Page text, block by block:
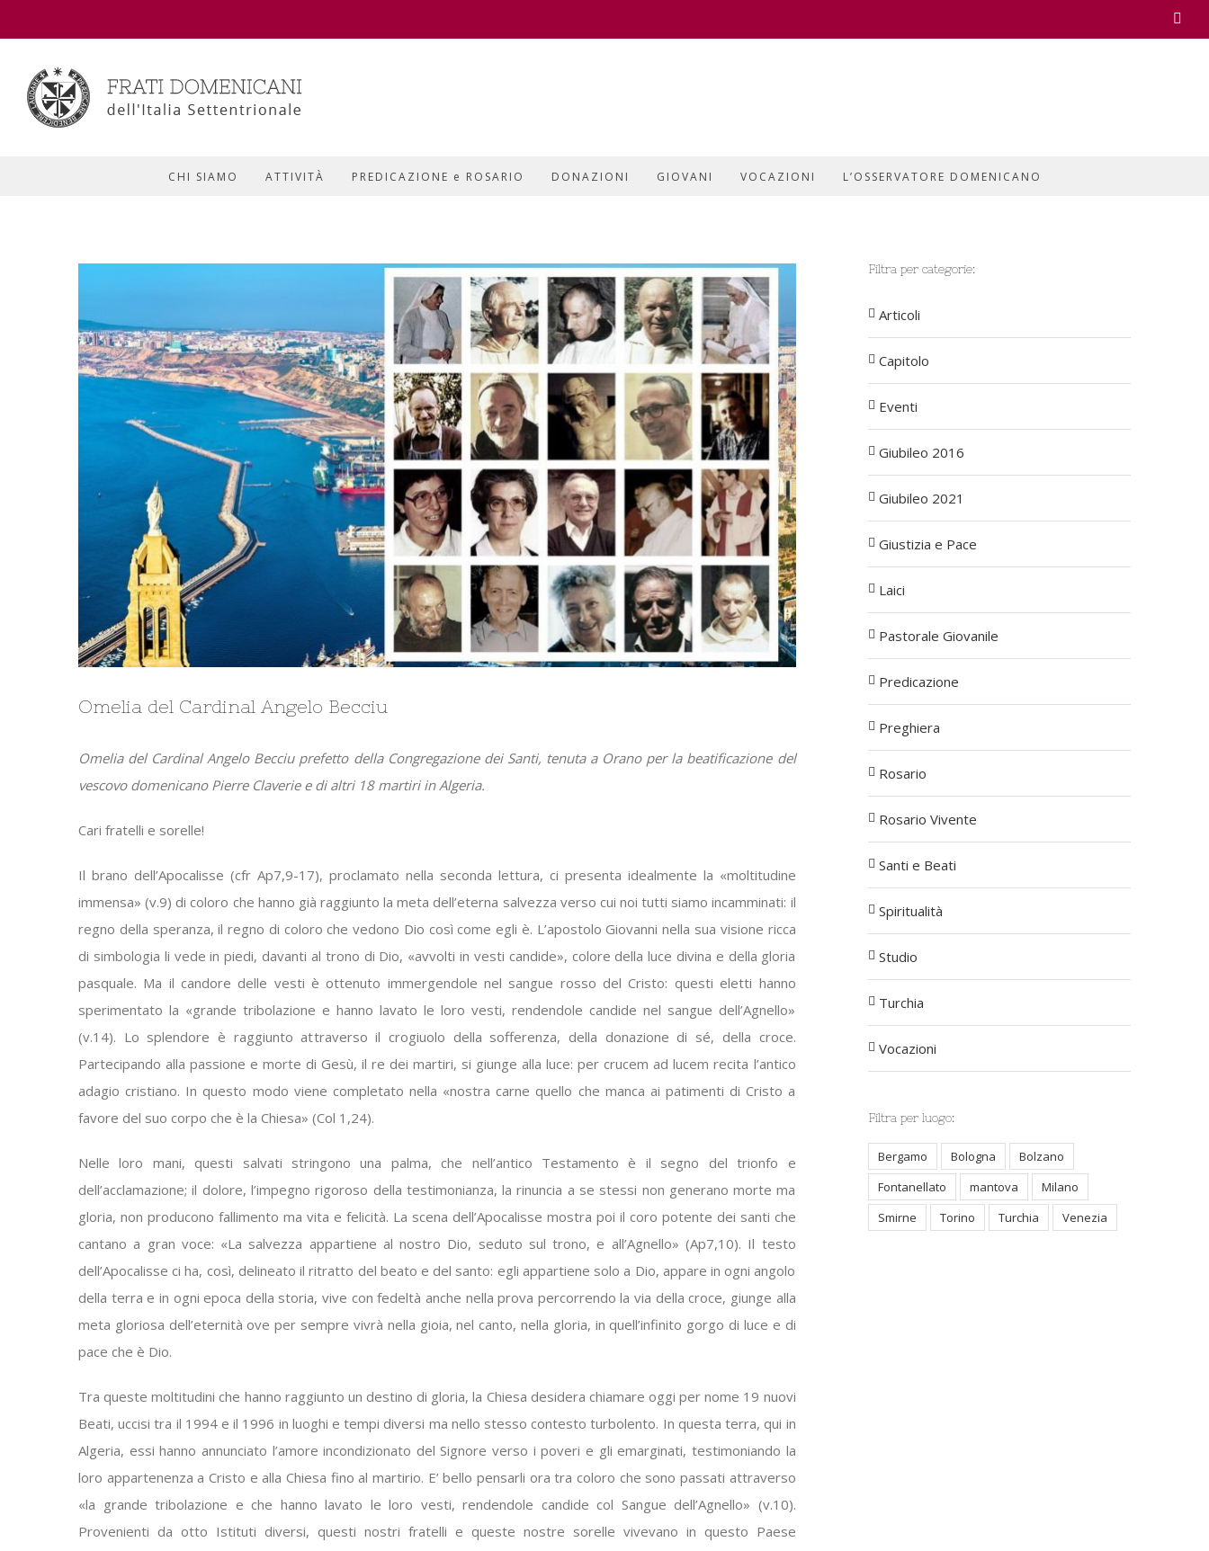
CHI SIAMO ATTIVITÀ PREDICAZIONE e ROSARIO DONAZIONI GIOVANI VOCAZIONI L’OSSERVATORE DOMENICANO
Image
Omelia del Cardinal Angelo Becciu
Omelia del Cardinal Angelo Becciu prefetto della Congregazione dei Santi, tenuta a Orano per la beatificazione del
vescovo domenicano Pierre Claverie e di altri 18 martiri in Algeria.
Cari fratelli e sorelle!
Il brano dell’Apocalisse (cfr Ap7,9-17), proclamato nella seconda lettura, ci presenta idealmente la «moltitudine
immensa» (v.9) di coloro che hanno già raggiunto la meta dell’eterna salvezza verso cui noi tutti siamo incamminati: il
regno della speranza, il regno di coloro che vedono Dio così come egli è. L’apostolo Giovanni nella sua visione ricca
di simbologia li vede in piedi, davanti al trono di Dio, «avvolti in vesti candide», colore della luce divina e della gloria
pasquale. Ma il candore delle vesti è ottenuto immergendole nel sangue rosso del Cristo: questi eletti hanno
sperimentato la «grande tribolazione e hanno lavato le loro vesti, rendendole candide nel sangue dell’Agnello»
(v.14). Lo splendore è raggiunto attraverso il crogiuolo della sofferenza, della donazione di sé, della croce.
Partecipando alla passione e morte di Gesù, il re dei martiri, si giunge alla luce: per crucem ad lucem recita l’antico
adagio cristiano. In questo modo viene completato nella «nostra carne quello che manca ai patimenti di Cristo a
favore del suo corpo che è la Chiesa» (Col 1,24).
Nelle loro mani, questi salvati stringono una palma, che nell’antico Testamento è il segno del trionfo e
dell’acclamazione; il dolore, l’impegno rigoroso della testimonianza, la rinuncia a se stessi non generano morte ma
gloria, non producono fallimento ma vita e felicità. La scena dell’Apocalisse mostra poi il coro potente dei santi che
cantano a gran voce: «La salvezza appartiene al nostro Dio, seduto sul trono, e all’Agnello» (Ap7,10). Il testo
dell’Apocalisse ci ha, così, delineato il ritratto del beato e del santo: egli appartiene solo a Dio, appare in ogni angolo
della terra e in ogni epoca della storia, vive con fedeltà anche nella prova percorrendo la via della croce, giunge alla
meta gloriosa dell’eternità ove per sempre vivrà nella gioia, nel canto, nella gloria, in quell’infinito gorgo di luce e di
pace che è Dio.
Tra queste moltitudini che hanno raggiunto un destino di gloria, la Chiesa desidera chiamare oggi per nome 19 nuovi
Beati, uccisi tra il 1994 e il 1996 in luoghi e tempi diversi ma nello stesso contesto turbolento. In questa terra, qui in
Algeria, essi hanno annunciato l’amore incondizionato del Signore verso i poveri e gli emarginati, testimoniando la
loro appartenenza a Cristo e alla Chiesa fino al martirio. E’ bello pensarli ora tra coloro che sono passati attraverso
«la grande tribolazione e che hanno lavato le loro vesti, rendendole candide col Sangue dell’Agnello» (v.10).
Provenienti da otto Istituti diversi, questi nostri fratelli e queste nostre sorelle vivevano in questo Paese
Filtra per categorie:
Articoli
Capitolo
Eventi
Giubileo 2016
Giubileo 2021
Giustizia e Pace
Laici
Pastorale Giovanile
Predicazione
Preghiera
Rosario
Rosario Vivente
Santi e Beati
Spiritualità
Studio
Turchia
Vocazioni
Filtra per luogo:
Bergamo Bologna
Bolzano
Fontanellato
mantova
Milano
Smirne
Torino Turchia Venezia